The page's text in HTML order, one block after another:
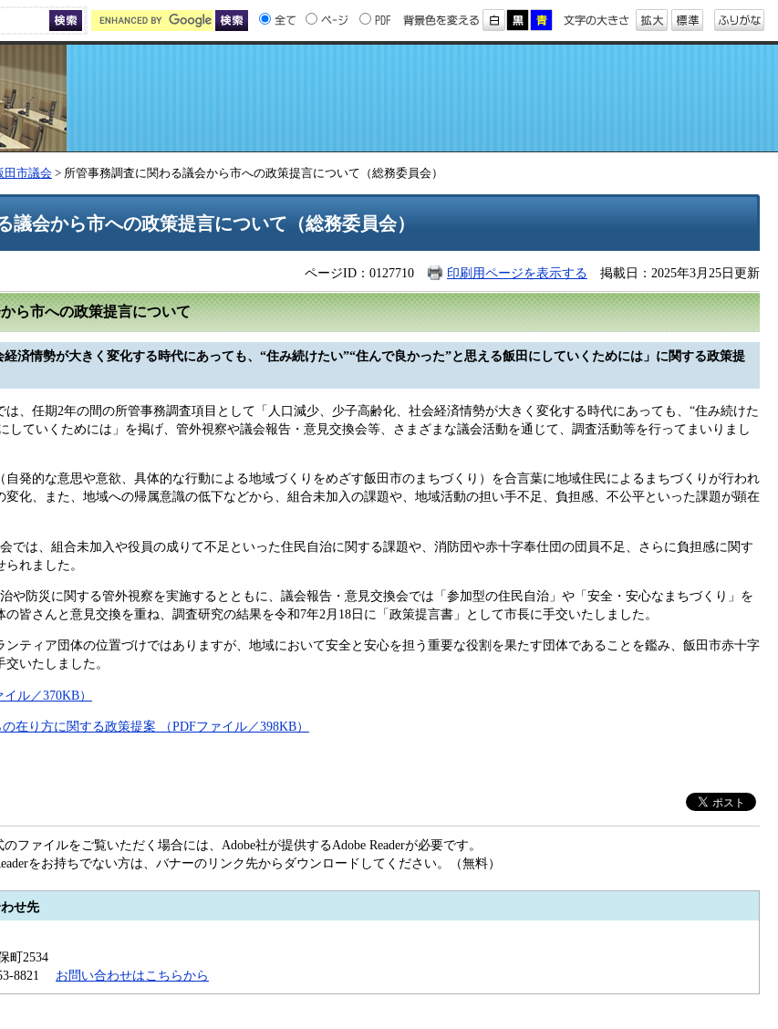
田市議会 > 所管事務調査に関わる議会から市への政策提言について（総務委員会）
議会から市への政策提言について（総務委員会）
ページID：0127710 印刷用ページを表示する 掲載日：2025年3月25日更新
ら市への政策提言について
経済情勢が大きく変化する時代にあっても、“住み続けたい”“住んで良かった”と思える飯田にしていくためには」に関する政策提
、任期2年の間の所管事務調査項目として「人口減少、少子高齢化、社会経済情勢が大きく変化する時代にあっても、“住み続けた
していくためには」を掲げ、管外視察や議会報告・意見交換会等、さまざまな議会活動を通じて、調査活動等を行ってまいりまし
発的な意思や意欲、具体的な行動による地域づくりをめざす飯田市のまちづくり）を合言葉に地域住民によるまちづくりが行われ
化、また、地域への帰属意識の低下などから、組合未加入の課題や、地域活動の担い手不足、負担感、不公平といった課題が顕在
では、組合未加入や役員の成りて不足といった住民自治に関する課題や、消防団や赤十字奉仕団の団員不足、さらに負担感に関す
れました。
や防災に関する管外視察を実施するとともに、議会報告・意見交換会では「参加型の住民自治」や「安全・安心なまちづくり」を
皆さんと意見交換を重ね、調査研究の結果を令和7年2月18日に「政策提言書」として市長に手交いたしました。
ティア団体の位置づけではありますが、地域において安全と安心を担う重要な役割を果たす団体であることを鑑み、飯田市赤十字
いたしました。
ル／370KB）
在り方に関する政策提案 （PDFファイル／398KB）
のファイルをご覧いただく場合には、Adobe社が提供するAdobe Readerが必要です。
をお持ちでない方は、バナーのリンク先からダウンロードしてください。（無料）
せ先
町2534
8821 お問い合わせはこちらから